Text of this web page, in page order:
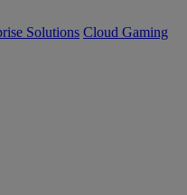
Solutions Cloud Gaming